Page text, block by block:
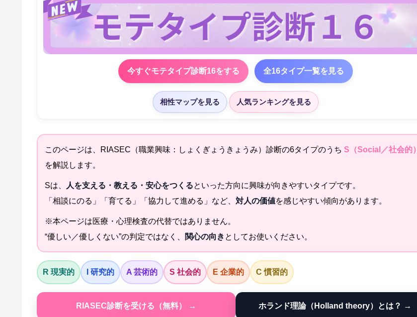
今すぐモテタイプ診断16をする 全16タイプ一覧を見る
相性マップを見る 人気ランキングを見る
このページは、RIASEC（職業興味：しょくぎょうきょうみ）診断の6タイプのうち S（Social／社会的）
を解説します。
Sは、 人を支える・教える・安心をつくるといった方向に興味が向きやすいタイプです。
「相談にのる」「育てる」「協力して進める」など、 対人の価値を感じやすい傾向があります。
※本ページは医療・心理検査の代替ではありません。
“優しい／優しくない”の判定ではなく、
関心の向き としてお使いください。
R 現実的 I 研究的 A 芸術的 S 社会的 E 企業的 C 慣習的
RIASEC診断を受ける（無料） → ホランド理論（Holland theory）とは？ →